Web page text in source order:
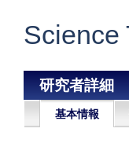
Science
研究者詳細
基本情報